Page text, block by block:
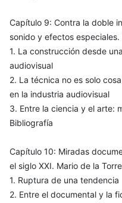
Capítulo 9: Contra la doble
sonido y efectos especiales.
1. La construcción desde
audiovisual
2. La técnica no es solo
en la industria audiovisual
3. Entre la ciencia y el arte:
Bibliografía
Capítulo 10: Miradas
el siglo XXI. Mario de la
1. Ruptura de una tendencia
2. Entre el documental y la